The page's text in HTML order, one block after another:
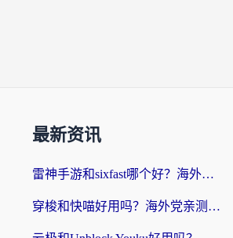
最新资讯
雷神手游和sixfast哪个好？海外党亲测3款回国加速器，教你选对不踩坑
穿梭和快喵好用吗？海外党亲测：小众加速器对比+番茄加速器深度体验